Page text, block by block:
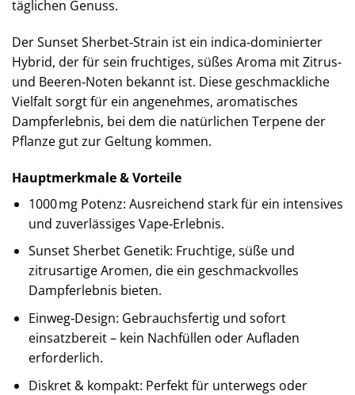
täglichen Genuss.
Der Sunset Sherbet‑Strain ist ein indica‑dominierter
Hybrid, der für sein fruchtiges, süßes Aroma mit Zitrus‑
und Beeren‑Noten bekannt ist. Diese geschmackliche
Vielfalt sorgt für ein angenehmes, aromatisches
Dampferlebnis, bei dem die natürlichen Terpene der
Pflanze gut zur Geltung kommen.
Hauptmerkmale & Vorteile
1000 mg Potenz: Ausreichend stark für ein intensives
und zuverlässiges Vape‑Erlebnis.
Sunset Sherbet Genetik: Fruchtige, süße und
zitrusartige Aromen, die ein geschmackvolles
Dampferlebnis bieten.
Einweg‑Design: Gebrauchsfertig und sofort
einsatzbereit – kein Nachfüllen oder Aufladen
erforderlich.
Diskret & kompakt: Perfekt für unterwegs oder